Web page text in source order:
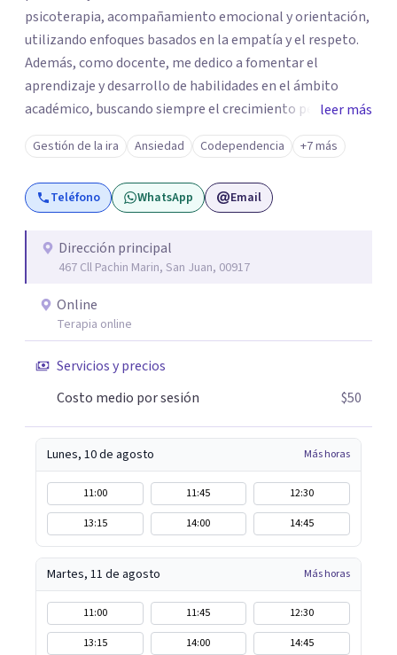
psicoterapia, acompañamiento emocional y orientación,
utilizando enfoques basados en la empatía y el respeto.
Además, como docente, me dedico a fomentar el
aprendizaje y desarrollo de habilidades en el ámbito
académico, buscando siempre el crecimiento personal y
profesional de cada individuo. Mi objetivo es ayudarte a
alcanzar una vida más plena, equilibrada y significativa.
¡Estoy aquí para acompañarte en tu camino!
leer más
Gestión de la ira Ansiedad Codependencia +7 más
Teléfono WhatsApp Email
Dirección principal
467 Cll Pachin Marin, San Juan, 00917
Online
Terapia online
Servicios y precios
Costo medio por sesión
$50
Lunes, 10 de agosto Más horas
11:00 11:45
12:30
13:15
14:00 14:45
Martes, 11 de agosto Más horas
11:00 11:45
12:30
13:15
14:00 14:45